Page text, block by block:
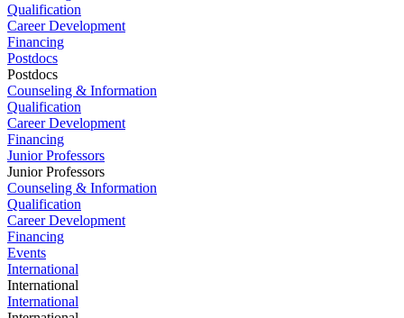
Qualification
Career Development
Financing
Postdocs
Postdocs
Counseling & Information
Qualification
Career Development
Financing
Junior Professors
Junior Professors
Counseling & Information
Qualification
Career Development
Financing
Events
International
International
International